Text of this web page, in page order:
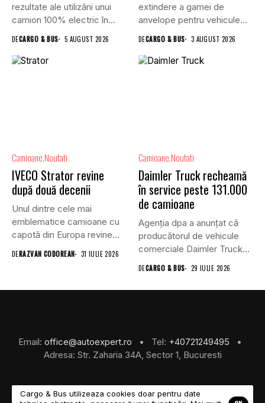
rezultate ale utilizării unui
camion 100% electric în...
DECARGO & BUS 5 AUGUST 2026
extindere a gamei de
anvelope pentru vehicule
DECARGO & BUS 3 AUGUST 2026
Camioane Noutati
IVECO Strator revine
după două decenii
Unul dintre cele mai
emblematice camioane cu
capotă din Europa revine
în...
DERAZVAN CODOREAN 31 IULIE 2026
Camioane Noutati
Daimler Truck recheamă
în service peste 131.000
de camioane
Agenția dpa a anunțat că
producătorul de vehicule
comerciale Daimler Truck
a...
DECARGO & BUS 29 IULIE 2026
Email: office@autoexpert.ro • Tel: +40721249495
•
Adresa: Str. Zaharia 34A, Sector 1, Bucuresti
Cargo & Bus utilizeaza cookies doar pentru date